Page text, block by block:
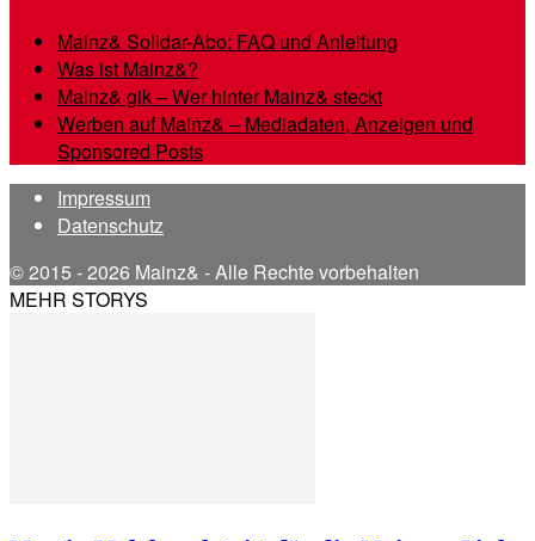
Mainz& Solidar-Abo: FAQ und Anleitung
Was ist Mainz&?
Mainz& gik – Wer hinter Mainz& steckt
Werben auf Mainz& – Mediadaten, Anzeigen und
Sponsored Posts
Impressum
Datenschutz
© 2015 - 2026 Mainz& - Alle Rechte vorbehalten
MEHR STORYS